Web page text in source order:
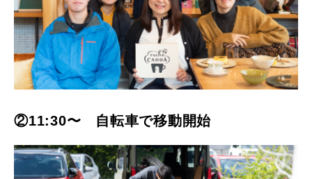
②11:30〜 自転車で移動開始